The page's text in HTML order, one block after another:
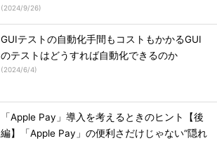
(2024/9/26)
GUIテストの自動化手間もコストもかかるGUI
のテストはどうすれば自動化できるのか
(2024/6/4)
「Apple Pay」導入を考えるときのヒント【後
編】「Apple Pay」の便利さだけじゃない“隠れ